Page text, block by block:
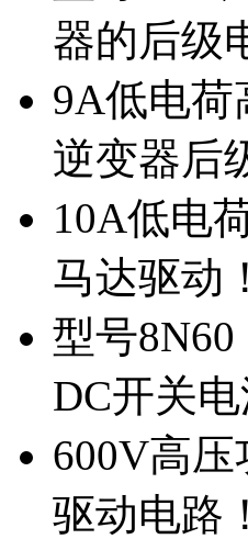
器的后级
9A低电荷
逆变器后
10A低电
马达驱动！
型号
DC开关电
600V高
驱动电路！